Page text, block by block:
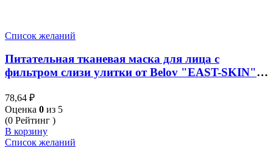
Список желаний
Питательная тканевая маска для лица с
фильтром слизи улитки от Belov "EAST-SKIN"
78,64 ₽
Оценка 0 из 5
(0 Рейтинг )
В корзину
Список желаний